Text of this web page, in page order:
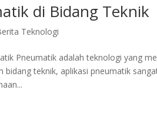
di Bidang Teknik
Teknologi
Pneumatik adalah teknologi yang
bidang teknik, aplikasi pneumatik